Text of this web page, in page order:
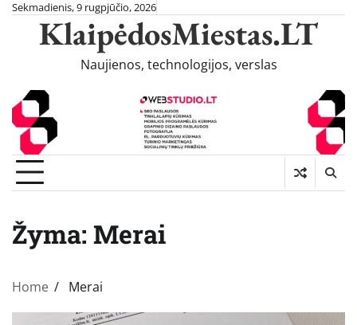
Skip
content
Sekmadienis, 9 rugpjūčio, 2026
KlaipėdosMiestas.LT
Naujienos, technologijos, verslas
Žyma: Merai
Home Merai